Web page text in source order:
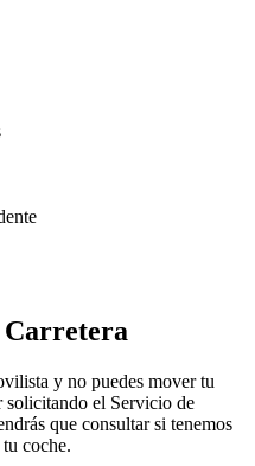
Carretera
y no puedes mover tu
solicitando el Servicio de
que consultar si tenemos
coche.